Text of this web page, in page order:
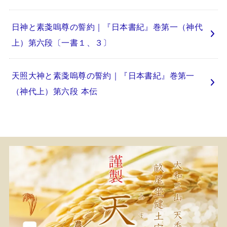
日神と素戔嗚尊の誓約｜『日本書紀』巻第一（神代
上）第六段〔一書１、３〕
天照大神と素戔嗚尊の誓約｜『日本書紀』巻第一
（神代上）第六段 本伝